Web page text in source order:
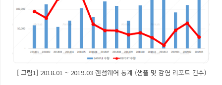
[ 그림1] 2018.01 ~ 2019.03 랜섬웨어 통계 (샘플 및 감염 리포트 건수)